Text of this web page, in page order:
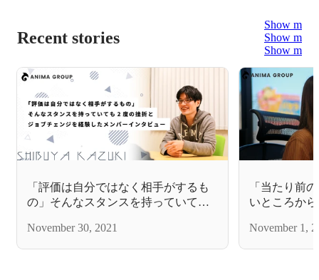
Recent stories
Show more
Show more
Show more
「評価は自分ではなく相手がするも
の」そんなスタンスを持っていても2
たメンバーインタビュー
November 30, 2021
「当たり前
いところか
についてご
November 1,